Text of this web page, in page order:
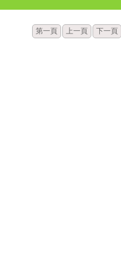
第一頁 上一頁 下一頁